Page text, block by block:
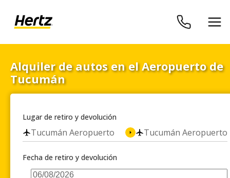
Alquiler de autos en el Aeropuerto de
Tucumán
Lugar de retiro y devolución
Tucumán Aeropuerto Tucumán Aeropuerto
Fecha de retiro y devolución